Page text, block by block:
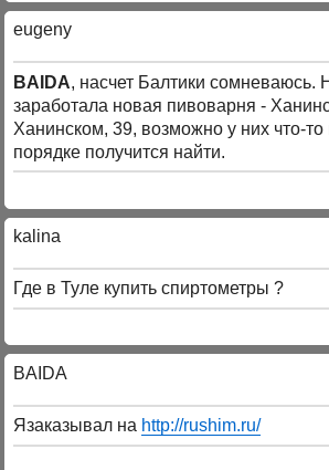
eugeny
BAIDA, насчет Балтики сомневаюсь.
заработала новая пивоварня -
Ханинском, 39, возможно у них что-то
порядке получится найти.
kalina
Где в Туле купить спиртометры ?
BAIDA
Язаказывал на http://rushim.ru/